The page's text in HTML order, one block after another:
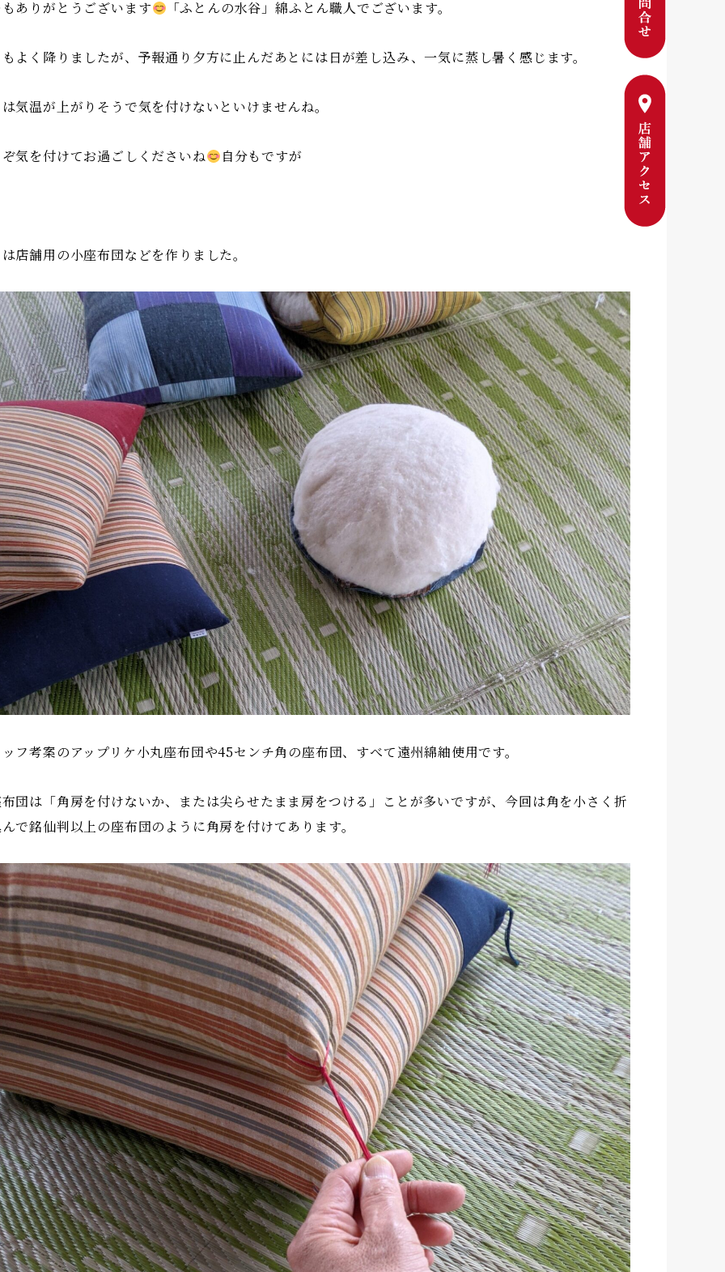
ありがとうございます 「ふとんの水谷」綿ふとん職人でございます。
よく降りましたが、予報通り夕方に止んだあとには日が差し込み、一気に蒸し暑く感じます。
気温が上がりそうで気を付けないといけませんね。
気を付けてお過ごしくださいね 自分もですが
店舗用の小座布団などを作りました。
フ考案のアップリケ小丸座布団や45センチ角の座布団、すべて遠州綿紬使用です。
団は「角房を付けないか、または尖らせたまま房をつける」ことが多いですが、今回は角を小さく折
で銘仙判以上の座布団のように角房を付けてあります。